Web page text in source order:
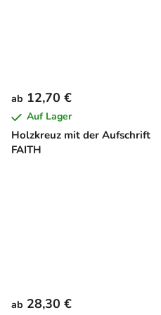
Holzkreuz mit der Aufschrift
FAITH
ab 12,70 €
Auf Lager
ab 28,30 €